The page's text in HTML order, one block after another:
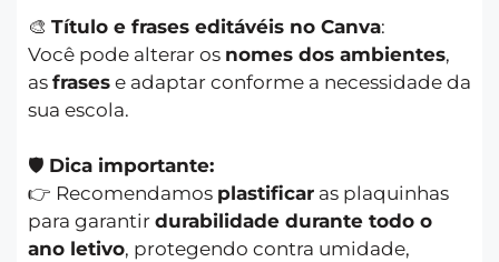
🎨 Título e frases editávéis no Canva:
Você pode alterar os nomes dos ambientes,
as frases e adaptar conforme a necessidade da
sua escola.
🛡️ Dica importante:
👉 Recomendamos plastificar as plaquinhas
para garantir durabilidade durante todo o
ano letivo, protegendo contra umidade,